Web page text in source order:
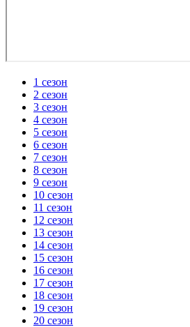
1 сезон
2 сезон
3 сезон
4 сезон
5 сезон
6 сезон
7 сезон
8 сезон
9 сезон
10 сезон
11 сезон
12 сезон
13 сезон
14 сезон
15 сезон
16 сезон
17 сезон
18 сезон
19 сезон
20 сезон